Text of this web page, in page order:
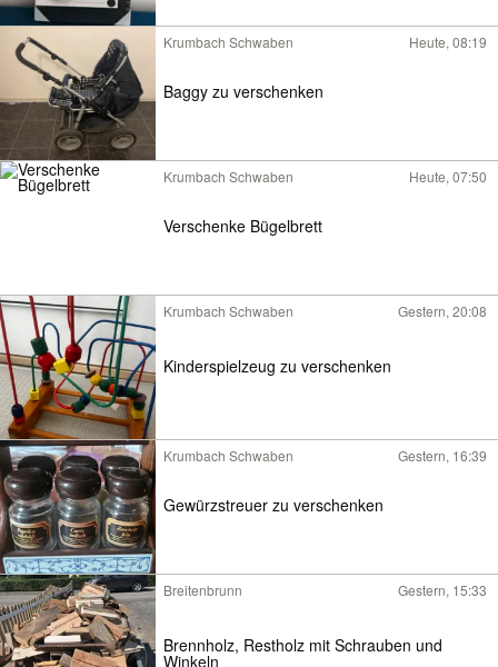
Krumbach Schwaben Heute, 08:19
Baggy zu verschenken
Krumbach Schwaben Heute, 07:50
Verschenke Bügelbrett
Krumbach Schwaben Gestern, 20:08
Kinderspielzeug zu verschenken
Krumbach Schwaben Gestern, 16:39
Gewürzstreuer zu verschenken
Breitenbrunn Gestern, 15:33
Brennholz, Restholz mit Schrauben und
Winkeln